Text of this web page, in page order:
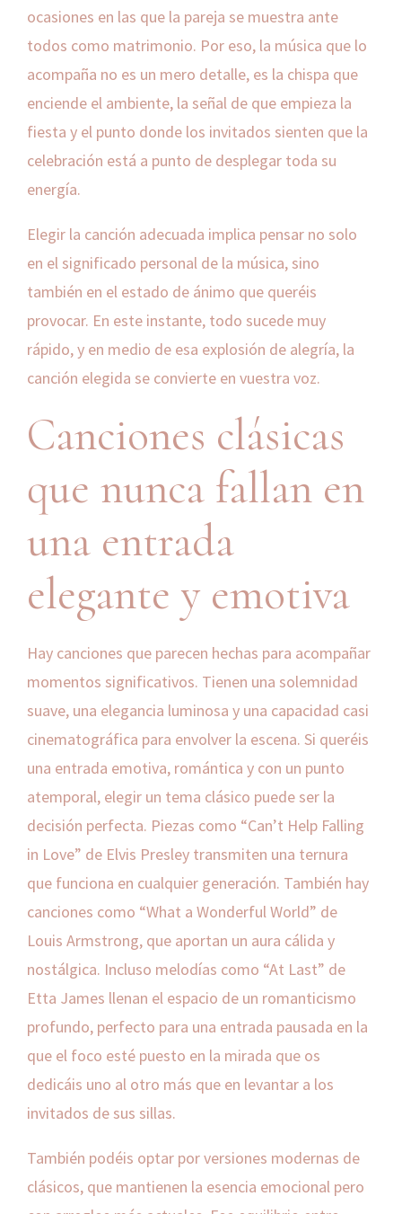
ocasiones en las que la pareja se muestra ante
todos como matrimonio. Por eso, la música que lo
acompaña no es un mero detalle, es la chispa que
enciende el ambiente, la señal de que empieza la
fiesta y el punto donde los invitados sienten que la
celebración está a punto de desplegar toda su
energía.
Elegir la canción adecuada implica pensar no solo
en el significado personal de la música, sino
también en el estado de ánimo que queréis
provocar. En este instante, todo sucede muy
rápido, y en medio de esa explosión de alegría, la
canción elegida se convierte en vuestra voz.
Canciones clásicas
que nunca fallan en
una entrada
elegante y emotiva
Hay canciones que parecen hechas para acompañar
momentos significativos. Tienen una solemnidad
suave, una elegancia luminosa y una capacidad casi
cinematográfica para envolver la escena. Si queréis
una entrada emotiva, romántica y con un punto
atemporal, elegir un tema clásico puede ser la
decisión perfecta. Piezas como “Can’t Help Falling
in Love” de Elvis Presley transmiten una ternura
que funciona en cualquier generación. También hay
canciones como “What a Wonderful World” de
Louis Armstrong, que aportan un aura cálida y
nostálgica. Incluso melodías como “At Last” de
Etta James llenan el espacio de un romanticismo
profundo, perfecto para una entrada pausada en la
que el foco esté puesto en la mirada que os
dedicáis uno al otro más que en levantar a los
invitados de sus sillas.
También podéis optar por versiones modernas de
clásicos, que mantienen la esencia emocional pero